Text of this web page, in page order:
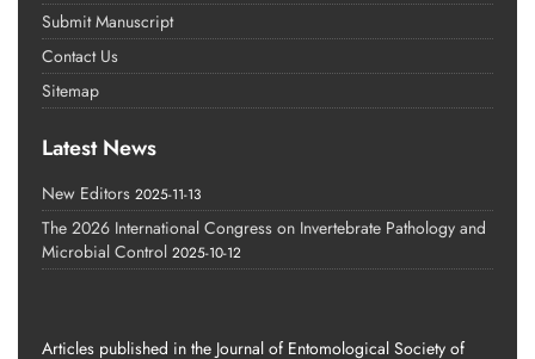
Submit Manuscript
Contact Us
Sitemap
Latest News
New Editors 2025-11-13
The 2026 International Congress on Invertebrate Pathology and
Microbial Control 2025-10-12
Articles published in the Journal of Entomological Society of